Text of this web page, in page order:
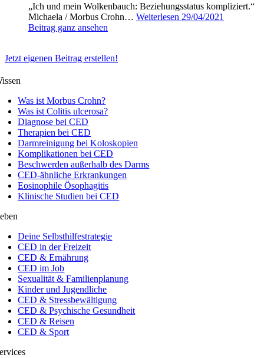
„Ich und mein Wolkenbauch: Beziehungsstatus kompliziert.“
Michaela / Morbus Crohn… Weiterlesen 29/04/2021
Beitrag ganz ansehen
Jetzt eigenen Beitrag erstellen!
Was ist Morbus Crohn?
Was ist Colitis ulcerosa?
Diagnose bei CED
Therapien bei CED
Darmreinigung bei Koloskopien
Komplikationen bei CED
Beschwerden außerhalb des Darms
CED-ähnliche Erkrankungen
Eosinophile Ösophagitis
Klinische Studien bei CED
Deine Selbsthilfestrategie
CED in der Freizeit
CED & Ernährung
CED im Job
Sexualität & Familienplanung
Kinder und Jugendliche
CED & Stressbewältigung
CED & Psychische Gesundheit
CED & Reisen
CED & Sport